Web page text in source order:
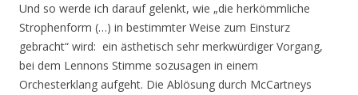
Und so werde ich darauf gelenkt, wie „die herkömmliche
Strophenform (…) in bestimmter Weise zum Einsturz
gebracht“ wird: ein ästhetisch sehr merkwürdiger Vorgang,
bei dem Lennons Stimme sozusagen in einem
Orchesterklang aufgeht. Die Ablösung durch McCartneys